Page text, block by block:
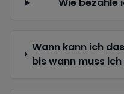
Wann kann ich
bis wann muss